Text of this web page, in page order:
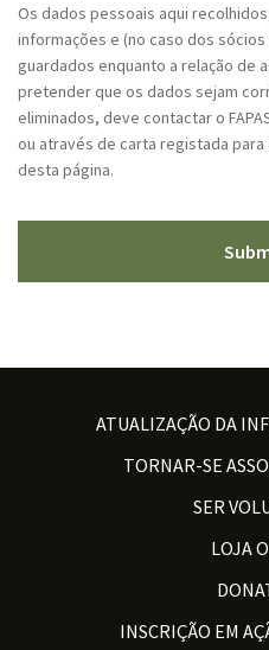
C
H
A
Os dados pessoais aqui
informações e (no caso dos
guardados enquanto a relação de
pretender que os dados sejam
eliminados, deve contactar o
ou através de carta registada
desta página.
ATUALIZAÇÃO DA
TORNAR-SE
SER
LOJA
INSCRIÇÃO EM